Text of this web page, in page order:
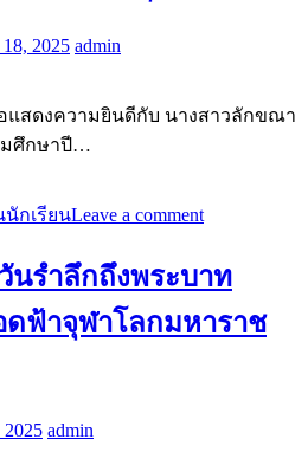
2025 admin
แสดงความยินดีกับ นางสาวลักขณา
มศึกษาปี…
นักเรียนLeave a comment
นรำลึกถึงพระบาท
ฟ้าจุฬาโลกมหาราช
admin